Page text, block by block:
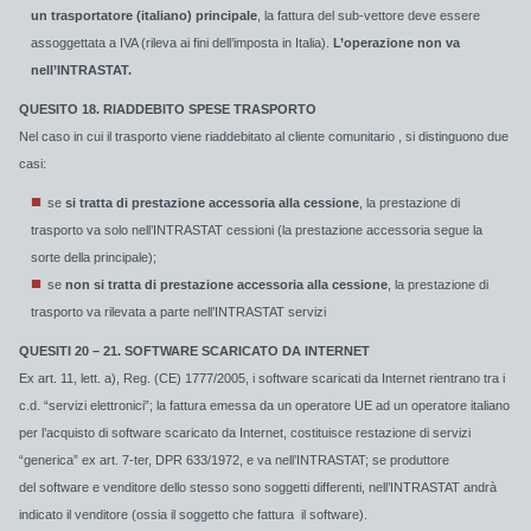
un trasportatore (italiano) principale , la fattura del sub-vettore deve essere
assoggettata a IVA (rileva ai fini dell’imposta in Italia). L’operazione non va
nell’INTRASTAT.
QUESITO 18. RIADDEBITO SPESE TRASPORTO
Nel caso in cui il trasporto viene riaddebitato al cliente comunitario , si distinguono due
casi:
se si tratta di prestazione accessoria alla cessione , la prestazione di
trasporto va solo nell’INTRASTAT cessioni (la prestazione accessoria segue la
sorte della principale);
se non si tratta di prestazione accessoria alla cessione , la prestazione di
trasporto va rilevata a parte nell’INTRASTAT servizi
QUESITI 20 – 21. SOFTWARE SCARICATO DA INTERNET
Ex art. 11, lett. a), Reg. (CE) 1777/2005, i software scaricati da Internet rientrano tra i
c.d. “servizi elettronici”; la fattura emessa da un operatore UE ad un operatore italiano
per l’acquisto di software scaricato da Internet, costituisce restazione di servizi
“generica” ex art. 7-ter, DPR 633/1972, e va nell’INTRASTAT; se produttore
del software e venditore dello stesso sono soggetti differenti, nell’INTRASTAT andrà
indicato il venditore (ossia il soggetto che fattura il software).